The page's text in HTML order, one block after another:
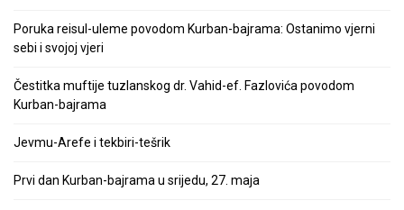
Poruka reisul-uleme povodom Kurban-bajrama: Ostanimo vjerni
sebi i svojoj vjeri
Čestitka muftije tuzlanskog dr. Vahid-ef. Fazlovića povodom
Kurban-bajrama
Jevmu-Arefe i tekbiri-tešrik
Prvi dan Kurban-bajrama u srijedu, 27. maja